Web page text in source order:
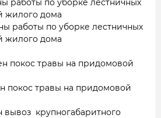
работы по уборке лестничных
жилого дома
работы по уборке лестничных
жилого дома
покос травы на придомовой
покос травы на придомовой
вывоз крупногабаритного